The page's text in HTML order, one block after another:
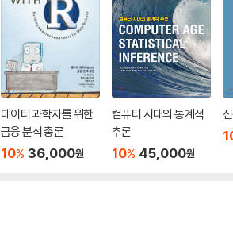
데이터 과학자를 위한
금융 분석 총론
10% 36,000원
컴퓨터 시대의 통계적
추론
10% 45,000원